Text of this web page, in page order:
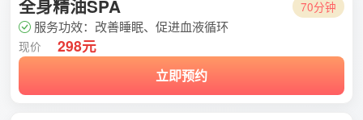
全身精油SPA 70分钟
服务功效：改善睡眠、促进血液循环
现价 298元
立即预约